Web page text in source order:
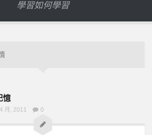
學習如何學習
憶
月, 2011 0